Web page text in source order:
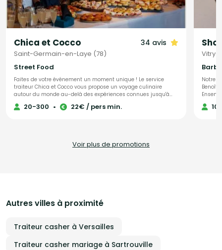
Chica et Cocco 34 avis
Saint-Germain-en-Laye (78)
Street Food
Faites de votre événement un moment unique ! Le service
traiteur Chica et Cocco vous propose un voyage culinaire
autour du monde au-delà des expériences connues jusqu'à
présent. Grâce à leur réseau de cuisiniers de toutes origines,
habitant sur Saint-Germain-en-Laye et ses alentours, Chica
20-300 • 22€ / pers min.
Vitry-
Notre
Benoît
vos
Voir plus de promotions
Autres villes à proximité
Traiteur casher à Versailles
Traiteur casher mariage à Sartrouville